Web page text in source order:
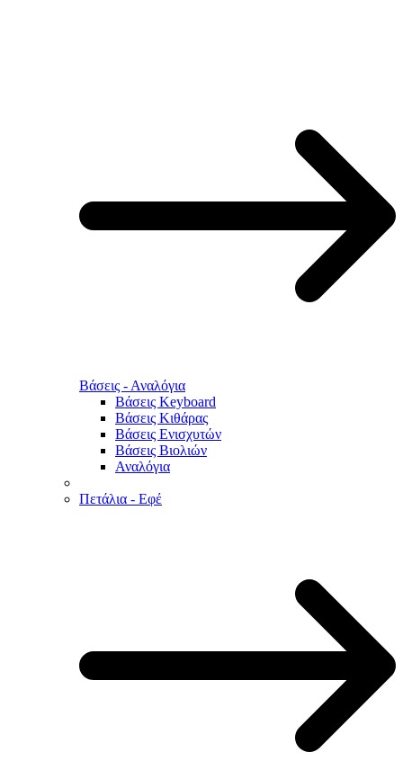
Βάσεις - Αναλόγια
Βάσεις Keyboard
Βάσεις Κιθάρας
Βάσεις Ενισχυτών
Βάσεις Βιολιών
Αναλόγια
Πετάλια - Εφέ